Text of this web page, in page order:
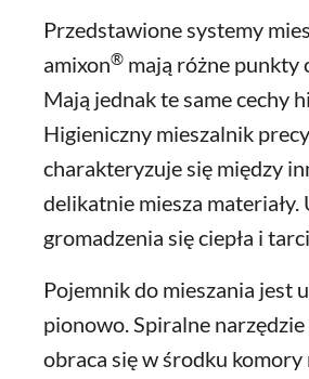
Przedstawione systemy
amixon® mają różne punkty
Mają jednak te same cechy
Higieniczny mieszalnik
charakteryzuje się między
delikatnie miesza materiały.
gromadzenia się ciepła i
Pojemnik do mieszania jest
pionowo. Spiralne narzędzie
obraca się w środku komory